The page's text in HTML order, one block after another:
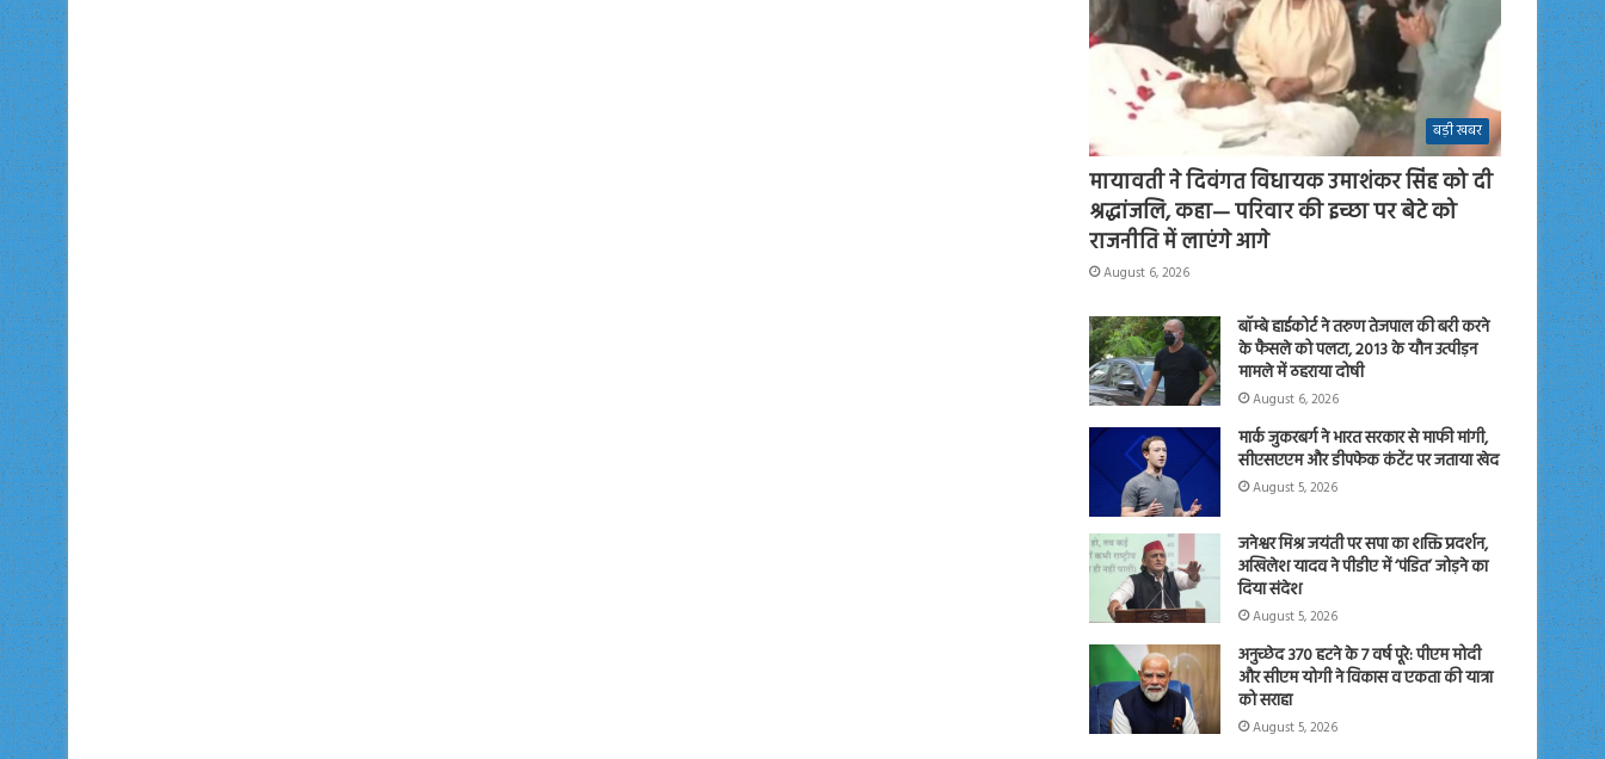
बड़ी खबर
मायावती ने दिवंगत विधायक उमाशंकर सिंह को दी
श्रद्धांजलि, कहा— परिवार की इच्छा पर बेटे को
राजनीति में लाएंगे आगे
August 6, 2026
बॉम्बे हाईकोर्ट ने तरुण तेजपाल की बरी करने
के फैसले को पलटा, 2013 के यौन उत्पीड़न
मामले में ठहराया दोषी
August 6, 2026
मार्क जुकरबर्ग ने भारत सरकार से माफी मांगी,
सीएसएएम और डीपफेक कंटेंट पर जताया खेद
August 5, 2026
जनेश्वर मिश्र जयंती पर सपा का शक्ति प्रदर्शन,
अखिलेश यादव ने पीडीए में ‘पंडित’ जोड़ने का
दिया संदेश
August 5, 2026
अनुच्छेद 370 हटने के 7 वर्ष पूरे: पीएम मोदी
और सीएम योगी ने विकास व एकता की यात्रा
को सराहा
August 5, 2026